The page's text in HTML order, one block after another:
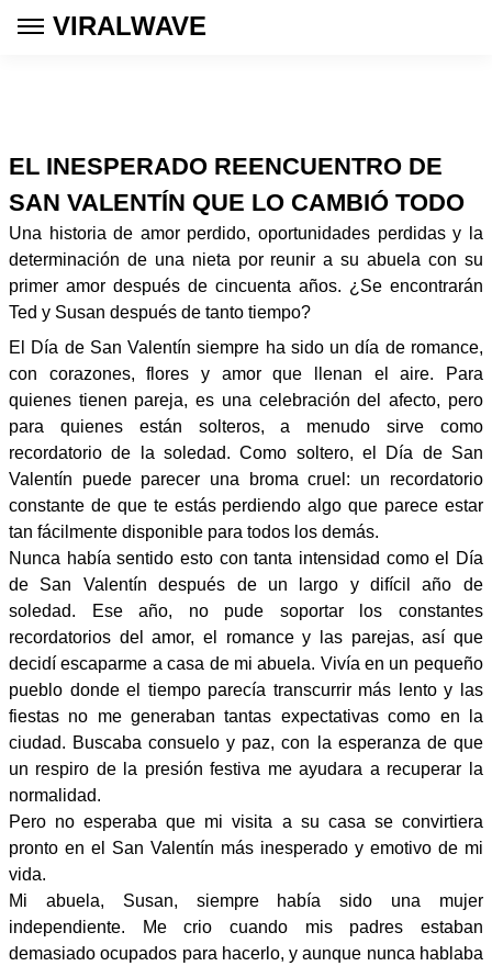
VIRALWAVE
EL INESPERADO REENCUENTRO DE
SAN VALENTÍN QUE LO CAMBIÓ TODO
Una historia de amor perdido, oportunidades perdidas y la
determinación de una nieta por reunir a su abuela con su
primer amor después de cincuenta años. ¿Se encontrarán
Ted y Susan después de tanto tiempo?
El Día de San Valentín siempre ha sido un día de romance,
con corazones, flores y amor que llenan el aire. Para
quienes tienen pareja, es una celebración del afecto, pero
para quienes están solteros, a menudo sirve como
recordatorio de la soledad. Como soltero, el Día de San
Valentín puede parecer una broma cruel: un recordatorio
constante de que te estás perdiendo algo que parece estar
tan fácilmente disponible para todos los demás.
Nunca había sentido esto con tanta intensidad como el Día
de San Valentín después de un largo y difícil año de
soledad. Ese año, no pude soportar los constantes
recordatorios del amor, el romance y las parejas, así que
decidí escaparme a casa de mi abuela. Vivía en un pequeño
pueblo donde el tiempo parecía transcurrir más lento y las
fiestas no me generaban tantas expectativas como en la
ciudad. Buscaba consuelo y paz, con la esperanza de que
un respiro de la presión festiva me ayudara a recuperar la
normalidad.
Pero no esperaba que mi visita a su casa se convirtiera
pronto en el San Valentín más inesperado y emotivo de mi
vida.
Mi abuela, Susan, siempre había sido una mujer
independiente. Me crio cuando mis padres estaban
demasiado ocupados para hacerlo, y aunque nunca hablaba